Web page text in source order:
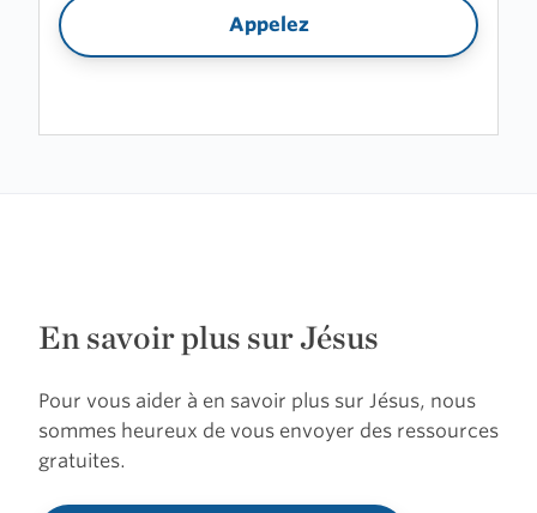
Appelez
En savoir plus sur Jésus
Pour vous aider à en savoir plus sur Jésus, nous
sommes heureux de vous envoyer des ressources
gratuites.